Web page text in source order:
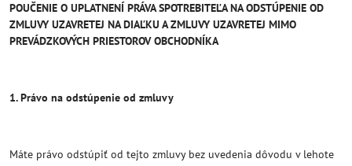
POUČENIE O UPLATNENÍ PRÁVA SPOTREBITEĽA NA ODSTÚPENIE OD
ZMLUVY UZAVRETEJ NA DIAĽKU A ZMLUVY UZAVRETEJ MIMO
PREVÁDZKOVÝCH PRIESTOROV OBCHODNÍKA
1. Právo na odstúpenie od zmluvy
Máte právo odstúpiť od tejto zmluvy bez uvedenia dôvodu v lehote